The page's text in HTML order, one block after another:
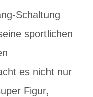
Schaltung
sportlichen
es nicht nur
Figur,